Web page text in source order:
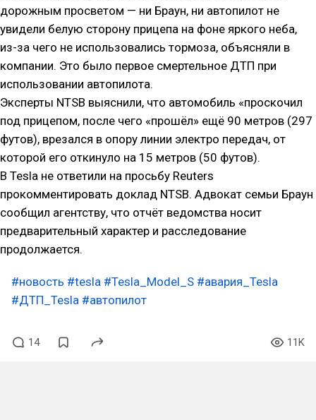
дорожным просветом — ни Браун, ни автопилот не
увидели белую сторону прицепа на фоне яркого неба,
из-за чего не использовались тормоза, объясняли в
компании. Это было первое смертельное ДТП при
использовании автопилота.
Эксперты NTSB выяснили, что автомобиль «проскочил
под прицепом, после чего «прошёл» ещё 90 метров (297
футов), врезался в опору линии электро передач, от
которой его откинуло на 15 метров (50 футов).
В Tesla не ответили на просьбу Reuters
прокомментировать доклад NTSB. Адвокат семьи Браун
сообщил агентству, что отчёт ведомства носит
предварительный характер и расследование
продолжается.
#новость #tesla #Tesla_Model_S #авария_Tesla
#ДТП_Tesla #автопилот
14 11K